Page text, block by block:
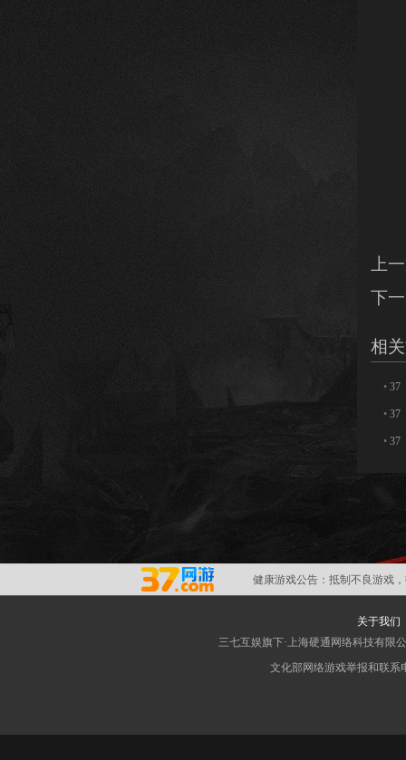
上
下
相
• 37
• 37
• 37
健康游戏公告： 抵制不良游戏
关于我们
三七互娱旗下·上海硬通网络科技有限
文化部网络游戏举报和联系